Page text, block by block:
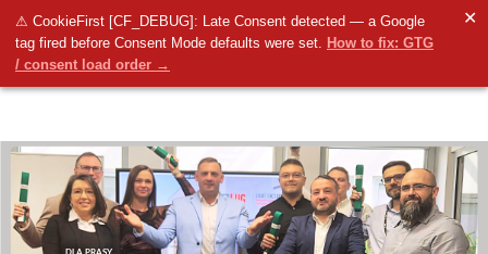
⚠ CookieFirst [CF_DEBUG]: Late Consent detected — a Google
tag fired before Consent Mode defaults were set. How to fix: GTG
/ consent load order →
✕
DLA PRASY,